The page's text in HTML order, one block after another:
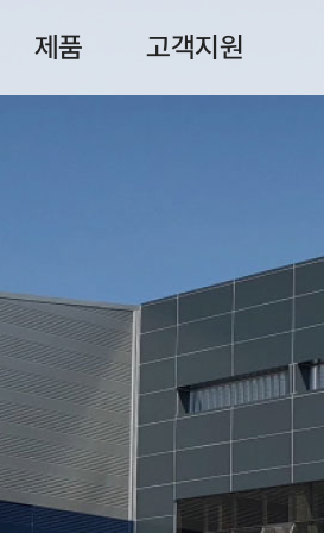
메뉴
제품 고객지원